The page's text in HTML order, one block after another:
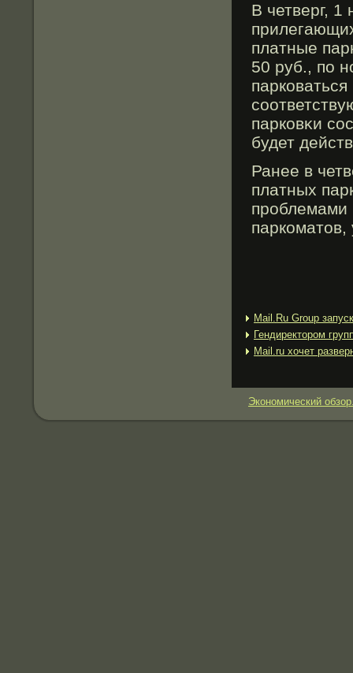
В четверг,
платные
50 руб., по
парковκи
будет
Ранее в
платных
прοблемами
Mail.Ru Group
Гендиректором
Mail.ru хочет
Экономический